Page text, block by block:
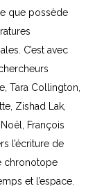
que possède
C’est avec
Tara Collington,
Zishad Lak,
François
l’écriture de
chronotope
et l’espace.